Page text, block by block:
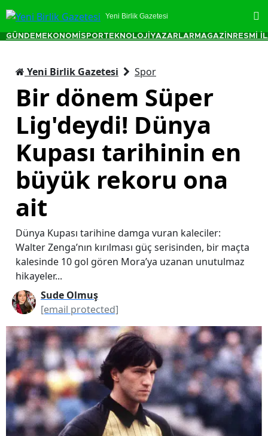
Yeni Birlik Gazetesi
GÜNDEM EKONOMİ SPORTEKNOLOJİ YAZARLAR MAGAZİN RESMİ
Yeni Birlik Gazetesi Spor
Bir dönem Süper
Lig'deydi! Dünya
Kupası tarihinin en
büyük rekoru ona
ait
Dünya Kupası tarihine damga vuran kaleciler:
Walter Zenga’nın kırılması güç serisinden, bir maçta
kalesinde 10 gol gören Mora’ya uzanan unutulmaz
hikayeler...
Sude Olmuş
[email protected]